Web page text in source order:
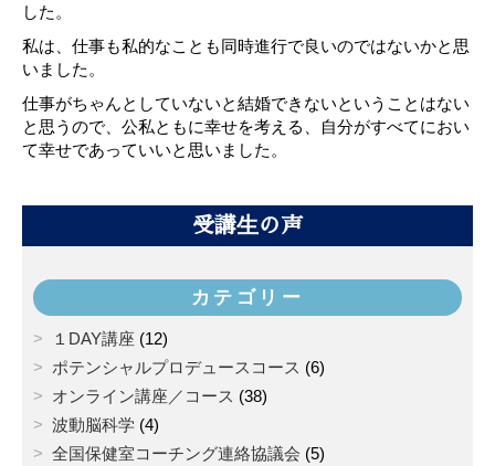
した。
私は、仕事も私的なことも同時進行で良いのではないかと思
いました。
仕事がちゃんとしていないと結婚できないということはない
と思うので、公私ともに幸せを考える、自分がすべてにおい
て幸せであっていいと思いました。
受講生の声
カテゴリー
１DAY講座 (12)
ポテンシャルプロデュースコース (6)
オンライン講座／コース (38)
波動脳科学 (4)
全国保健室コーチング連絡協議会 (5)